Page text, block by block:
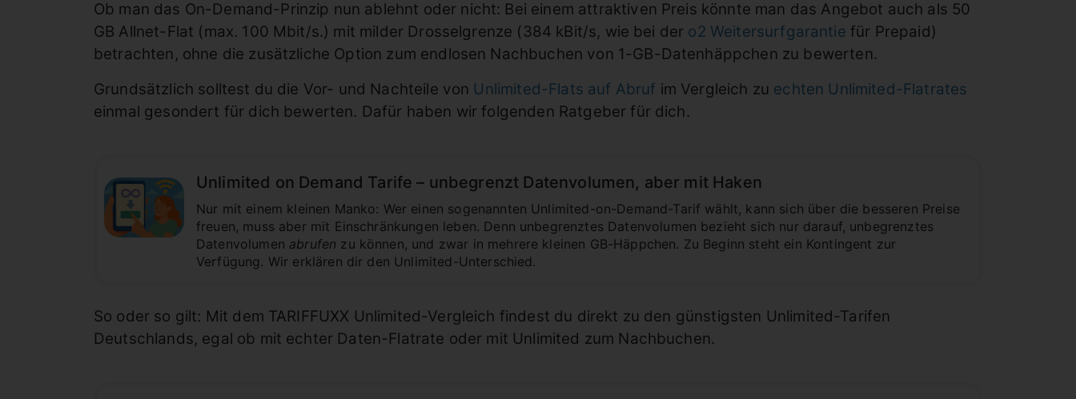
Ob man das On-Demand-Prinzip nun ablehnt oder nicht: Bei einem attraktiven Preis könnte man das Angebot auch als 50
GB Allnet-Flat (max. 100 Mbit/s.) mit milder Drosselgrenze (384 kBit/s, wie bei der o2 Weitersurfgarantie für Prepaid)
betrachten, ohne die zusätzliche Option zum endlosen Nachbuchen von 1-GB-Datenhäppchen zu bewerten.
Grundsätzlich solltest du die Vor- und Nachteile von Unlimited-Flats auf Abruf im Vergleich zu echten Unlimited-Flatrates
einmal gesondert für dich bewerten. Dafür haben wir folgenden Ratgeber für dich.
Unlimited on Demand Tarife – unbegrenzt Datenvolumen, aber mit Haken
Nur mit einem kleinen Manko: Wer einen sogenannten Unlimited-on-Demand-Tarif wählt, kann sich über die besseren Preise
freuen, muss aber mit Einschränkungen leben. Denn unbegrenztes Datenvolumen bezieht sich nur darauf, unbegrenztes
Datenvolumen abrufen zu können, und zwar in mehrere kleinen GB-Häppchen. Zu Beginn steht ein Kontingent zur
Verfügung. Wir erklären dir den Unlimited-Unterschied.
So oder so gilt: Mit dem TARIFFUXX Unlimited-Vergleich findest du direkt zu den günstigsten Unlimited-Tarifen
Deutschlands, egal ob mit echter Daten-Flatrate oder mit Unlimited zum Nachbuchen.